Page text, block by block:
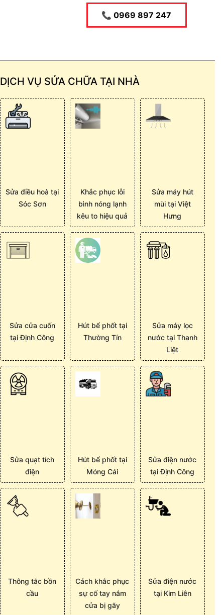
📞 0969 897 247
DỊCH VỤ SỬA CHỮA TẠI NHÀ
Sửa điều hoà tại
Sóc Sơn
Khắc phục lỗi
bình nóng lạnh
kêu to hiệu quả
Sửa máy hút
mùi tại Việt
Hưng
Sửa cửa cuốn
tại Định Công
Hút bể phốt tại
Thường Tín
Sửa máy lọc
nước tại Thanh
Liệt
Sửa quạt tích
điện
Hút bể phốt tại
Móng Cái
Sửa điện nước
tại Định Công
Thông tắc bồn
cầu
Cách khắc phục
sự cố tay nắm
cửa bị gãy
Sửa điện nước
tại Kim Liên